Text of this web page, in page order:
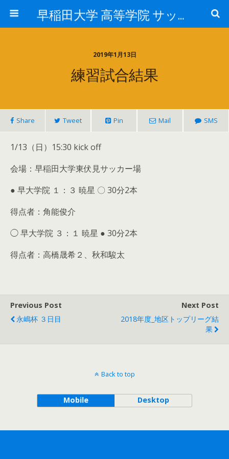
早稲田大学 高等学院 サッカー部
2019年1月13日
練習試合結果
Share Tweet Pin Mail SMS
1/13（日）15:30 kick off
会場：早稲田大学東伏見サッカー場
● 早大学院 １：３ 暁星 〇 30分2本
得点者：角能俊介
◯ 早大学院 ３：１ 暁星 ● 30分2本
得点者：高橋晟希２、秋和駿太
Previous Post
永嶋杯 ３日目
Next Post
2018年度_地区トップリーグ結
果
Back to top
Mobile Desktop